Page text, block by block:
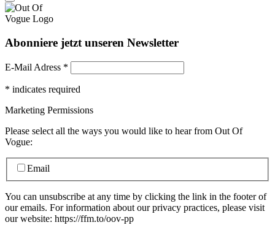
Abonniere jetzt unseren Newsletter
E-Mail Adress *
* indicates required
Marketing Permissions
Please select all the ways you would like to hear from Out Of
Vogue:
Email
You can unsubscribe at any time by clicking the link in the footer of
our emails. For information about our privacy practices, please visit
our website: https://ffm.to/oov-pp